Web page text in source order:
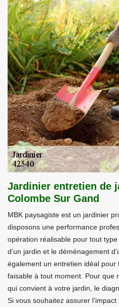
Jardinier entretien de
Colombe Sur Gand
MBK paysagiste est un jardinier
disposons une performance
opération réalisable pour tout
d’un jardin et le déménagement
également un entretien idéal
faisable à tout moment. Pour que
qui convient à votre jardin, le
Si vous souhaitez assurer